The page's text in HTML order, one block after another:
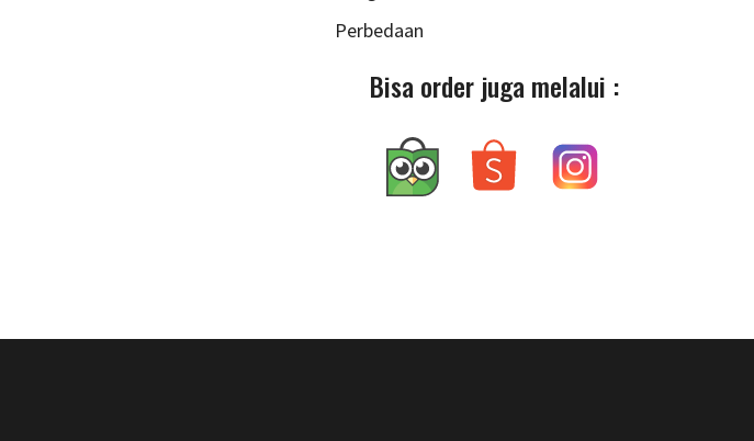
Perbedaan
Bisa order juga melalui :